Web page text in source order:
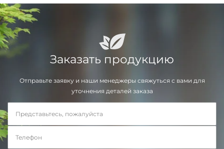
Заказать продукцию
Отправьте заявку и наши менеджеры свяжуться с вами для
уточнения деталей заказа